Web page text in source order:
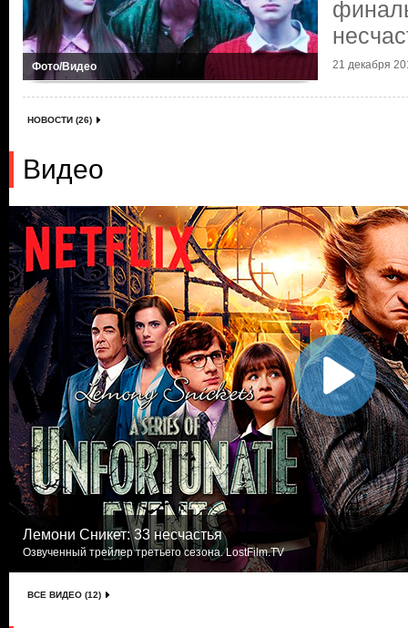
Фото/Видео 21 декабря
НОВОСТИ (26)
Видео
Лемони Сникет: 33 несчастья
Озвученный трейлер третьего сезона. LostFilm.TV
ВСЕ ВИДЕО (12)